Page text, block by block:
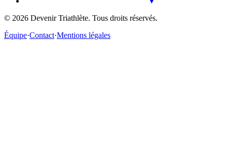
© 2026 Devenir Triathlète. Tous droits réservés.
Équipe·Contact·Mentions légales